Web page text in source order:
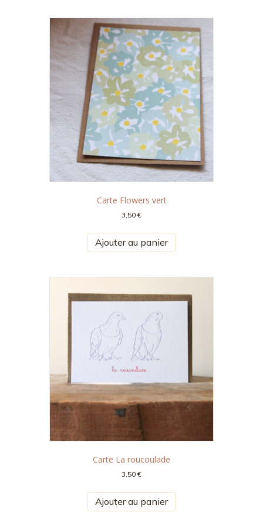
Carte Flowers vert
3,50€
Ajouter au panier
Carte La roucoulade
3,50€
Ajouter au panier